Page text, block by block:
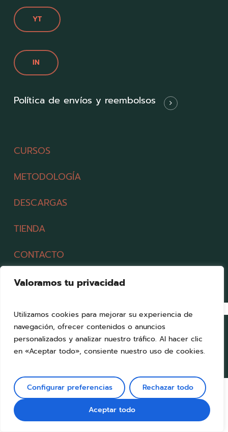
Valoramos tu privacidad
Utilizamos cookies para mejorar su experiencia de
navegación, ofrecer contenidos o anuncios
personalizados y analizar nuestro tráfico. Al hacer clic
en «Aceptar todo», consiente nuestro uso de cookies.
Configurar preferencias Rechazar todo
Aceptar todo
YT
IN
Política de envíos y reembolsos
CURSOS
METODOLOGÍA
DESCARGAS
TIENDA
CONTACTO